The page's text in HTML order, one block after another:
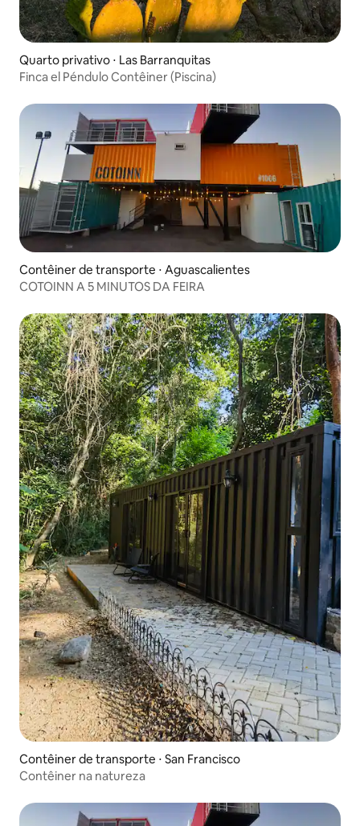
Quarto privativo ⋅ Las Barranquitas
Finca el Péndulo Contêiner (Piscina)
Contêiner de transporte ⋅ Aguascalientes
COTOINN A 5 MINUTOS DA FEIRA
Contêiner de transporte ⋅ San Francisco
Contêiner na natureza